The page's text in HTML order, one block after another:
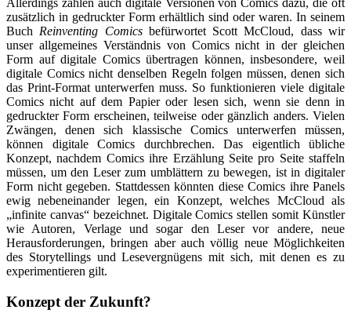
Allerdings zählen auch digitale Versionen von Comics dazu, die oft
zusätzlich in gedruckter Form erhältlich sind oder waren. In seinem
Buch Reinventing Comicsbefürwortet Scott McCloud, dass wir
unser allgemeines Verständnis von Comics nicht in der gleichen
Form auf digitale Comics übertragen können, insbesondere, weil
digitale Comics nicht denselben Regeln folgen müssen, denen sich
das Print-Format unterwerfen muss. So funktionieren viele digitale
Comics nicht auf dem Papier oder lesen sich, wenn sie denn in
gedruckter Form erscheinen, teilweise oder gänzlich anders. Vielen
Zwängen, denen sich klassische Comics unterwerfen müssen,
können digitale Comics durchbrechen. Das eigentlich übliche
Konzept, nachdem Comics ihre Erzählung Seite pro Seite staffeln
müssen, um den Leser zum umblättern zu bewegen, ist in digitaler
Form nicht gegeben. Stattdessen könnten diese Comics ihre Panels
ewig nebeneinander legen, ein Konzept, welches McCloud als
„infinite canvas“ bezeichnet. Digitale Comics stellen somit Künstler
wie Autoren, Verlage und sogar den Leser vor andere, neue
Herausforderungen, bringen aber auch völlig neue Möglichkeiten
des Storytellings und Lesevergnügens mit sich, mit denen es zu
experimentieren gilt.
Konzept der Zukunft?